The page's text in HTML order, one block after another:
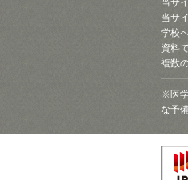
当サ
当サ
学校
資料
複数
※医
な予